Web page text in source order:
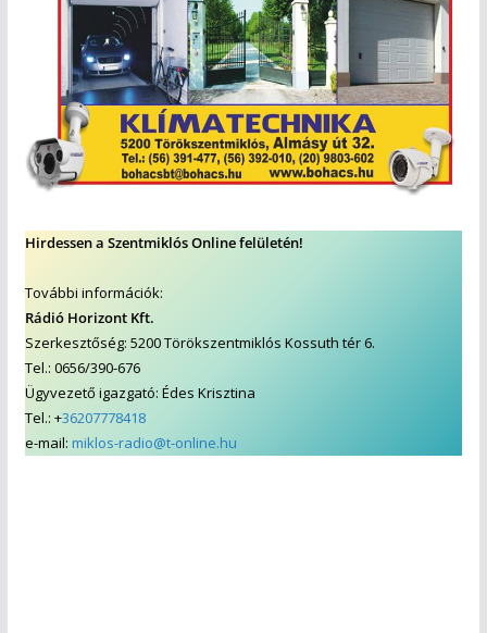
Hirdessen a Szentmiklós Online felületén!
További információk:
Rádió Horizont Kft.
Szerkesztőség: 5200 Törökszentmiklós Kossuth tér 6.
Tel.: 0656/390-676
Ügyvezető igazgató: Édes Krisztina
Tel.: +36207778418
e-mail: miklos-radio@t-online.hu